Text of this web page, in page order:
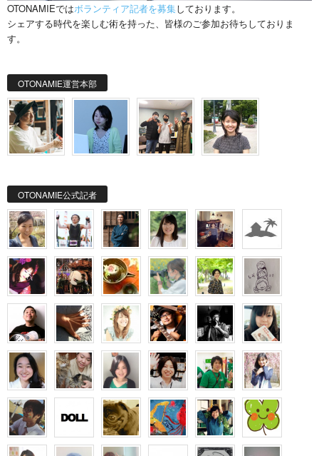
OTONAMIEではボランティア記者を募集しております。
シェアする時代を楽しむ術を持った、皆様のご参加お待ちしておりま
す。
OTONAMIE運営本部
OTONAMIE公式記者